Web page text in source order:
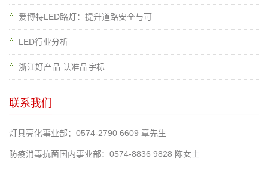
爱博特LED路灯：提升道路安全与可
LED行业分析
浙江好产品 认准品字标
联系我们
灯具亮化事业部：0574-2790 6609 章先生
防疫消毒抗菌国内事业部：0574-8836 9828 陈女士